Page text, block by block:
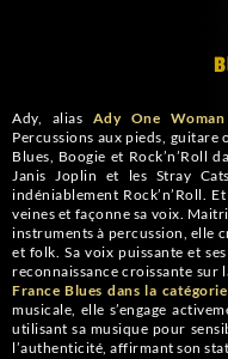
Ady, alias Ady One
Percussions aux pieds, guitare
Blues, Boogie et Rock’n’Roll
Janis Joplin et les Stray
indéniablement Rock’n’Roll.
veines et façonne sa voix.
instruments à percussion, elle
et folk. Sa voix puissante et
reconnaissance croissante sur
France Blues dans la
musicale, elle s’engage
utilisant sa musique pour
l’authenticité, affirmant son